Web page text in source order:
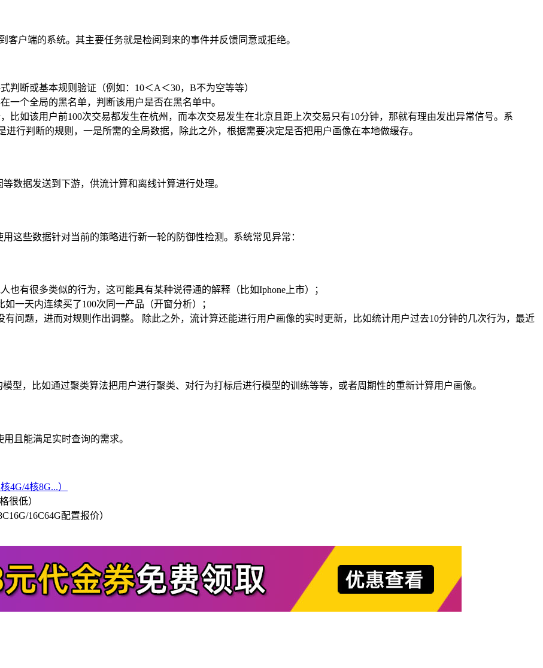
户端的系统。其主要任务就是检阅到来的事件并反馈同意或拒绝。
判断或基本规则验证（例如：10＜A＜30，B不为空等等）
一个全局的黑名单，判断该用户是否在黑名单中。
比如该用户前100次交易都发生在杭州，而本次交易发生在北京且距上次交易只有10分钟，那就有理由发出异常信号。系
行判断的规则，一是所需的全局数据，除此之外，根据需要决定是否把用户画像在本地做缓存。
数据发送到下游，供流计算和离线计算进行处理。
这些数据针对当前的策略进行新一轮的防御性检测。系统常见异常：
也有很多类似的行为，这可能具有某种说得通的解释（比如Iphone上市）；
一天内连续买了100次同一产品（开窗分析）；
问题，进而对规则作出调整。 除此之外，流计算还能进行用户画像的实时更新，比如统计用户过去10分钟的几次行为，最近
型，比如通过聚类算法把用户进行聚类、对行为打标后进行模型的训练等等，或者周期性的重新计算用户画像。
且能满足实时查询的需求。
4G/4核8G...）
很低）
16C64G配置报价）